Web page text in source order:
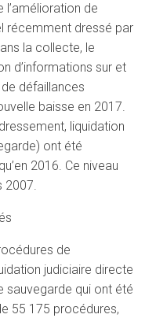
l’amélioration de
récemment dressé par
la collecte, le
d’informations sur et
défaillances
baisse en 2017.
liquidation
ont été
2016. Ce niveau
2007.
de
judiciaire directe
sauvegarde qui ont été
55 175 procédures,